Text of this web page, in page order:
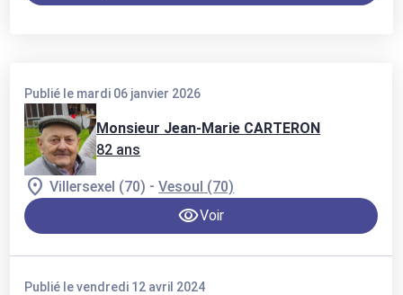
ÉCHENOZ-LA-MÉLINE
ÉCHENOZ-LA-MÉLINE
Publié le mardi 06 janvier 2026
Monsieur Jean-Marie CARTERON
82 ans
Villersexel (70) -Vesoul (70)
Voir
Publié le vendredi 12 avril 2024